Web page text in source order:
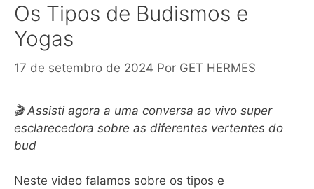
Os Tipos de Budismos e
Yogas
17 de setembro de 2024 Por GET HERMES
🎬 Assisti agora a uma conversa ao vivo super
esclarecedora sobre as diferentes vertentes do
bud
Neste video falamos sobre os tipos e